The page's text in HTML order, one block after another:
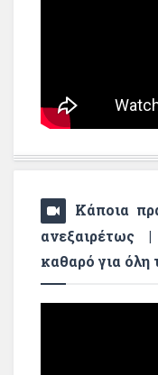
Κάποια
ανεξαιρέτως
καθαρό για όλη